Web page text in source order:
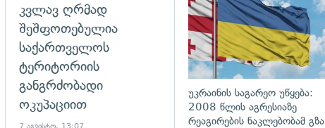
კვლავ ღრმად
შეშფოთებულია
საქართველოს
ტერიტორიის
განგრძობადი
ოკუპაციით
7 აგვისტო, 13:07
უკრაინის საგარეო უწყება:
2008 წლის აგრესიაზე
რეაგირების ნაკლებობამ გზა